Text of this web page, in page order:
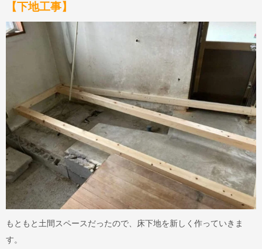
【下地工事】
もともと土間スペースだったので、床下地を新しく作っていきま
す。